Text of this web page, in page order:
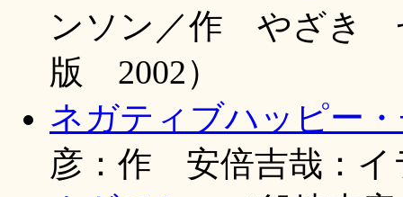
ンソン／作 やざき
版 2002）
ネガティブハッピー
彦：作 安倍吉哉：